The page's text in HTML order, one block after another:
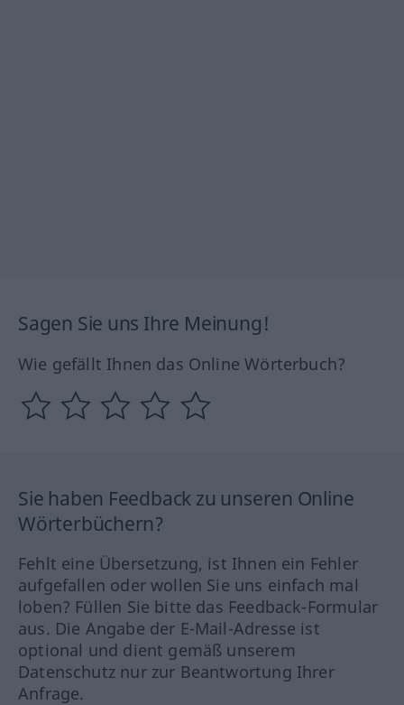
Sagen Sie uns Ihre Meinung!
Wie gefällt Ihnen das Online Wörterbuch?
Sie haben Feedback zu unseren Online
Wörterbüchern?
Fehlt eine Übersetzung, ist Ihnen ein Fehler
aufgefallen oder wollen Sie uns einfach mal
loben? Füllen Sie bitte das Feedback-Formular
aus. Die Angabe der E-Mail-Adresse ist
optional und dient gemäß unserem
Datenschutz nur zur Beantwortung Ihrer
Anfrage.